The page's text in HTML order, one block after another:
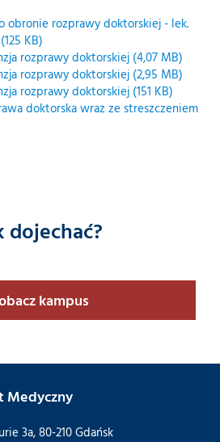
obronie rozprawy doktorskiej - lek.
KB)
rozprawy doktorskiej (4,07 MB)
rozprawy doktorskiej (2,95 MB)
rozprawy doktorskiej (151 KB)
doktorska wraz ze streszczeniem
dojechać?
kampus
Medyczny
3a, 80-210 Gdańsk